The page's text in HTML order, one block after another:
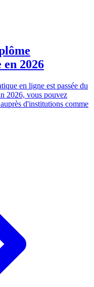
2026
en ligne est passée du
2026, vous pouvez
d'institutions comme